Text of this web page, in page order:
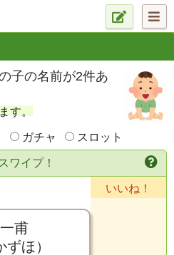
子の名前が2件あ
す。
ガチャ スロット
ワイプ！
一甫
ずほ）
いいね！